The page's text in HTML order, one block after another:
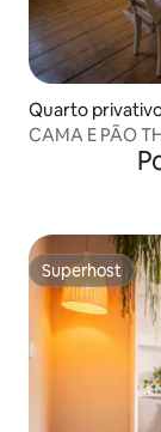
Quarto
CAMA E PÃO
Superhost
Superhost